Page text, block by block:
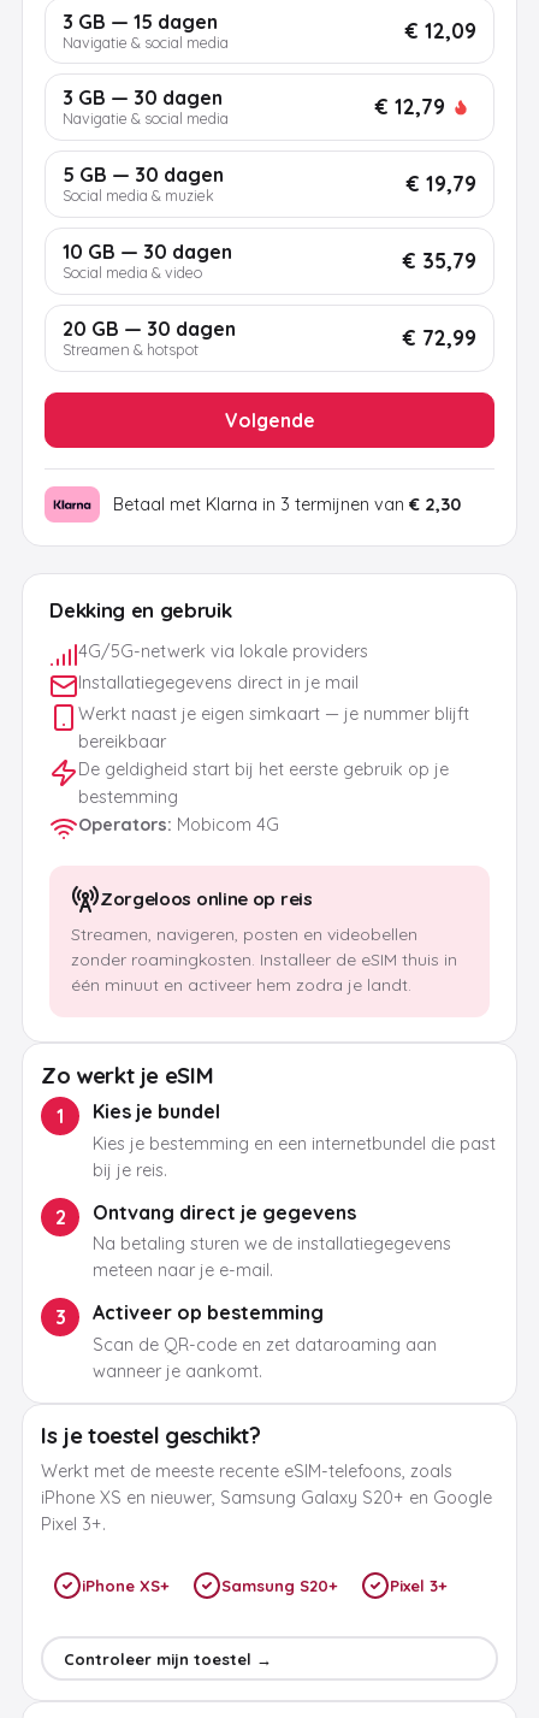
Dekking en gebruik
4G/5G-netwerk via lokale providers
Installatiegegevens direct in je mail
Werkt naast je eigen simkaart — je nummer blijft
bereikbaar
De geldigheid start bij het eerste gebruik op je
bestemming
Operators: Mobicom 4G
Zorgeloos online op reis
Streamen, navigeren, posten en videobellen
zonder roamingkosten. Installeer de eSIM thuis in
één minuut en activeer hem zodra je landt.
Zo werkt je eSIM
1 Kies je bundel
Kies je bestemming en een internetbundel die past
bij je reis.
2 Ontvang direct je gegevens
Na betaling sturen we de installatiegegevens
meteen naar je e-mail.
3 Activeer op bestemming
Scan de QR-code en zet dataroaming aan
wanneer je aankomt.
Is je toestel geschikt?
Werkt met de meeste recente eSIM-telefoons, zoals
iPhone XS en nieuwer, Samsung Galaxy S20+ en Google
Pixel 3+.
iPhone XS+ Samsung S20+ Pixel 3+
Controleer mijn toestel →
3 GB — 15 dagen
Navigatie & social media € 12,09
3 GB — 30 dagen
Navigatie & social media € 12,79
5 GB — 30 dagen
Social media & muziek € 19,79
10 GB — 30 dagen
Social media & video € 35,79
20 GB — 30 dagen
Streamen & hotspot € 72,99
Volgende
Betaal met Klarna in 3 termijnen van € 2,30